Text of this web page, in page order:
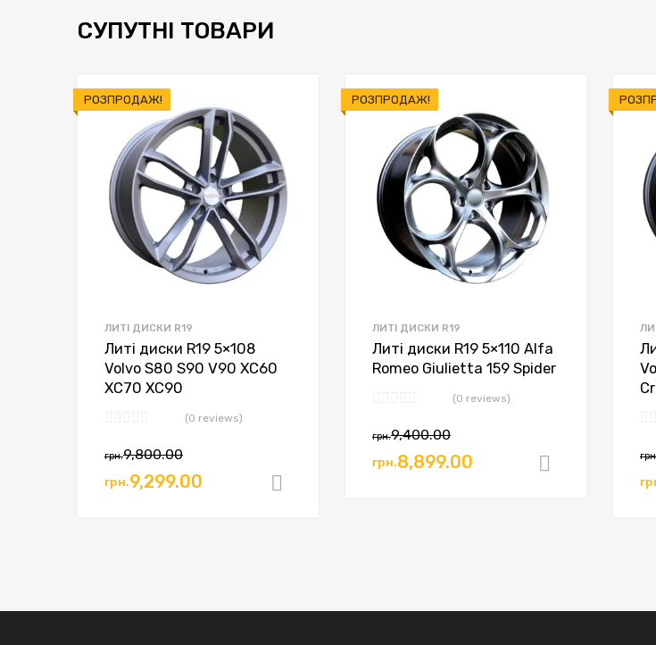
СУПУТНІ ТОВАРИ
РОЗПРОДАЖ!
ЛИТІ ДИСКИ R19
Литі диски R19 5×108
Volvo S80 S90 V90 XC60
XC70 XC90
(0 reviews)
грн.9,800.00
грн.9,299.00
РОЗПРОДАЖ!
ЛИТІ ДИСКИ R19
Литі диски R19 5×110 Alfa
Romeo Giulietta 159 Spider
(0 reviews)
грн.9,400.00
грн.8,899.00 Додати в